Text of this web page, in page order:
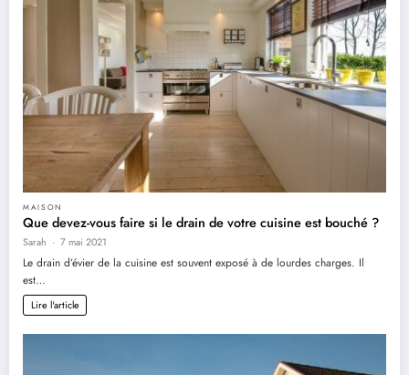
MAISON
Que devez-vous faire si le drain de votre cuisine est bouché ?
Sarah 7 mai 2021
Le drain d’évier de la cuisine est souvent exposé à de lourdes charges. Il
est…
Lire l'article